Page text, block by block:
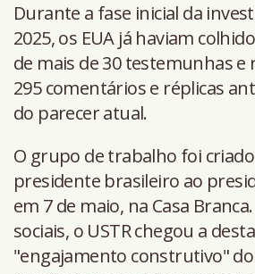
Durante a fase inicial da
2025, os EUA já haviam
de mais de 30 testemunhas e
295 comentários e réplicas
do parecer atual.
O grupo de trabalho foi
presidente brasileiro ao
em 7 de maio, na Casa
sociais, o USTR chegou a
"engajamento construtivo"